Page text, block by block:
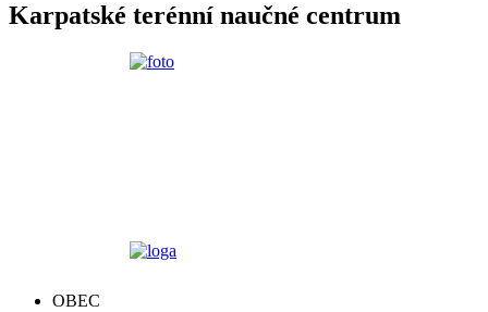
Karpatské terénní naučné centrum
OBEC